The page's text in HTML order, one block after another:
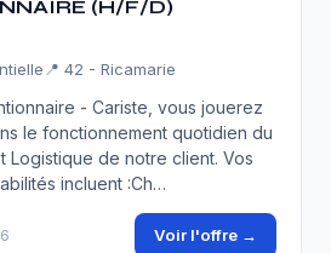
(H/F/D)
📍 42 - Ricamarie
- Cariste, vous jouerez
le fonctionnement quotidien du
Logistique de notre client. Vos
incluent :Ch…
Voir l'offre →